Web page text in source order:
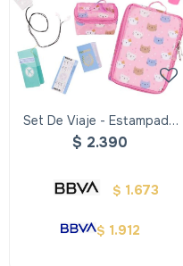
Set De Viaje - Estampado
Kitty - Our Generation
$ 2.390
$ 1.673
$ 1.912